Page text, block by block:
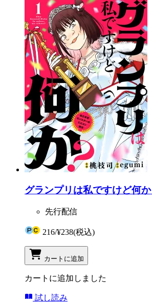
グランプリは私ですけど何
先行配信
216/¥238(税込)
カートに追加
カートに追加しました
試し読み